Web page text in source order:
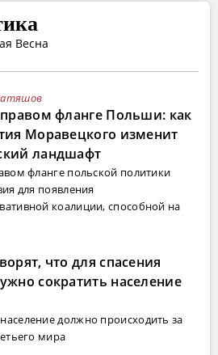
Весна
фланге Польши: как
Моравецкого изменит
ландшафт
фланге польской политики
для появления
коалиции, способной на
что для спасения
сократить население
должно происходить за
мира